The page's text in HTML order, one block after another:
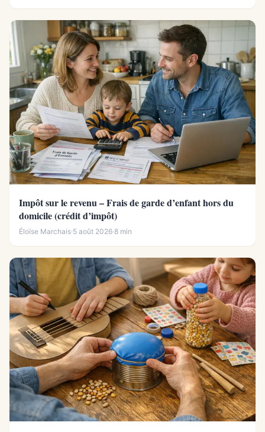
Impôt sur le revenu – Frais de garde d’enfant hors du
domicile (crédit d’impôt)
Éloïse Marchais·5 août 2026·8 min